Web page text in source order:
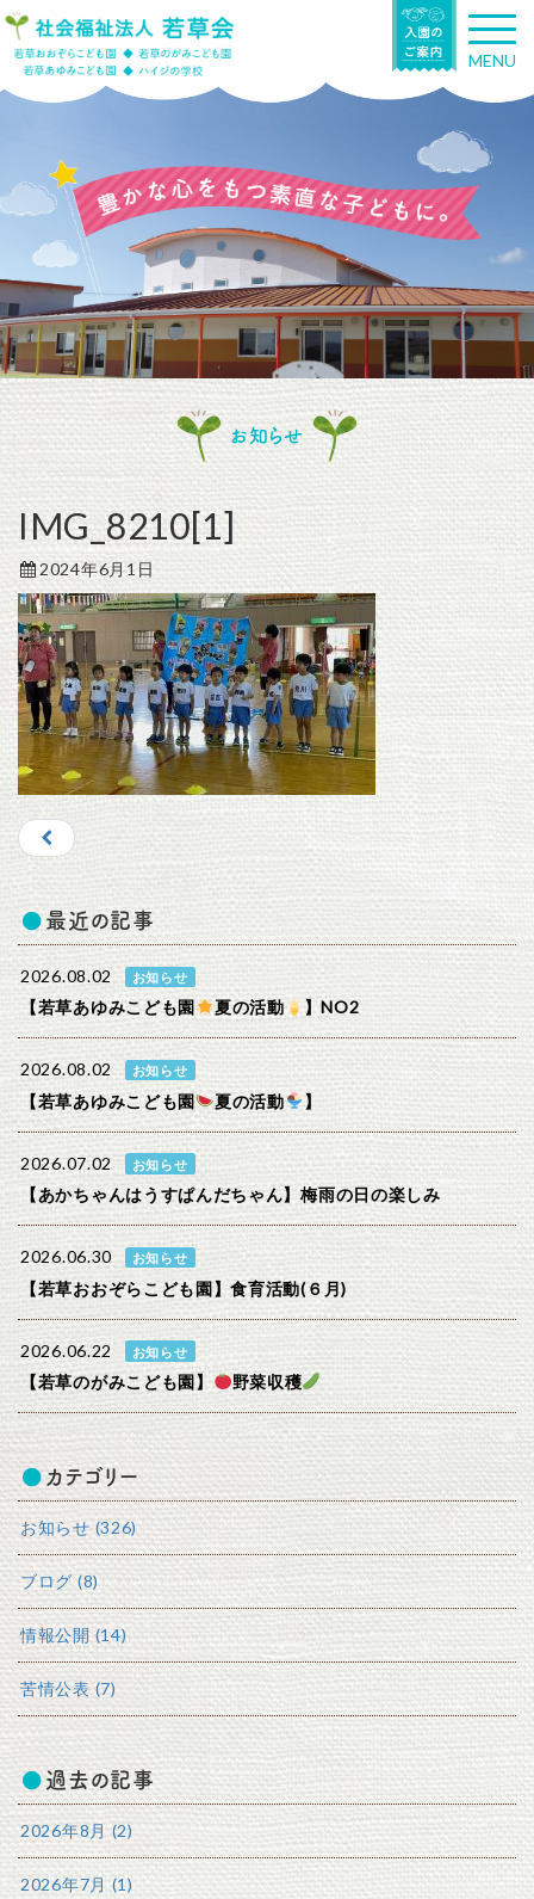
T
o
g
n
g
a
t
n
MENU
お知らせ
IMG_8210[1]
2024年6月1日
最近の記事
2026.08.02 お知らせ
【若草あゆみこども園 夏の活動 】NO2
2026.08.02 お知らせ
【若草あゆみこども園 夏の活動 】
2026.07.02 お知らせ
【あかちゃんはうすぱんだちゃん】梅雨の日の楽しみ
2026.06.30 お知らせ
【若草おおぞらこども園】食育活動(６月)
2026.06.22 お知らせ
【若草のがみこども園】 野菜収穫
カテゴリー
お知らせ (326)
ブログ (8)
情報公開 (14)
苦情公表 (7)
過去の記事
2026年8月 (2)
2026年7月 (1)